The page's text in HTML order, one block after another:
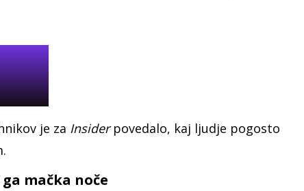
je za Insiderpovedalo, kaj ljudje pogosto
mačka noče